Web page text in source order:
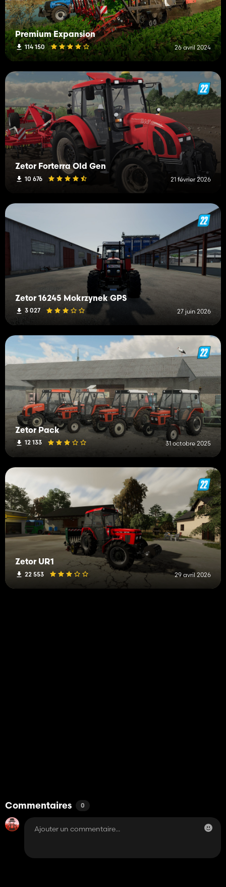
Premium Expansion
114 150 26 avril 2024
Zetor Forterra Old Gen
10 676 21 février 2026
Zetor 16245 Mokrzynek GPS
3 027 27 juin 2026
Zetor Pack
12 133 31 octobre 2025
Zetor UR1
22 553 29 avril 2026
Commentaires 0